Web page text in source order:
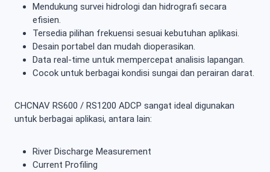
Mendukung survei hidrologi dan hidrografi secara
efisien.
Tersedia pilihan frekuensi sesuai kebutuhan aplikasi.
Desain portabel dan mudah dioperasikan.
Data real-time untuk mempercepat analisis lapangan.
Cocok untuk berbagai kondisi sungai dan perairan darat.
CHCNAV RS600 / RS1200 ADCP sangat ideal digunakan
untuk berbagai aplikasi, antara lain:
River Discharge Measurement
Current Profiling